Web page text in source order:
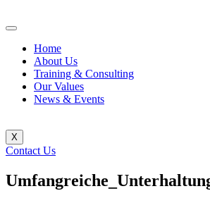
Home
About Us
Training & Consulting
Our Values
News & Events
X
Contact Us